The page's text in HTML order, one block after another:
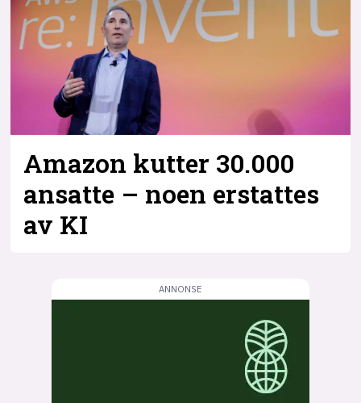
Amazon kutter 30.000
ansatte – noen erstattes
av KI